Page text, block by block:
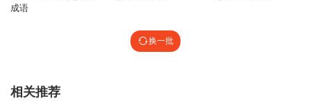
成语
换一批
相关推荐